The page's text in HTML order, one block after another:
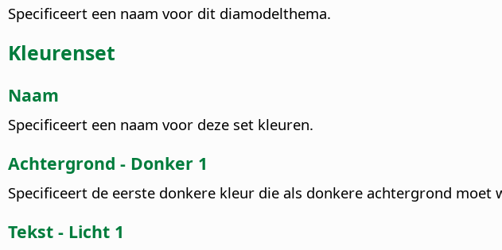
Specificeert een naam voor dit diamodelthema.
Kleurenset
Naam
Specificeert een naam voor deze set kleuren.
Achtergrond - Donker 1
Specificeert de eerste donkere kleur die als donkere achtergrond moet
Tekst - Licht 1